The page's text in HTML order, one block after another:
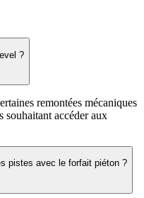
?
remontées mécaniques
souhaitant accéder aux
pistes avec le forfait piéton ?